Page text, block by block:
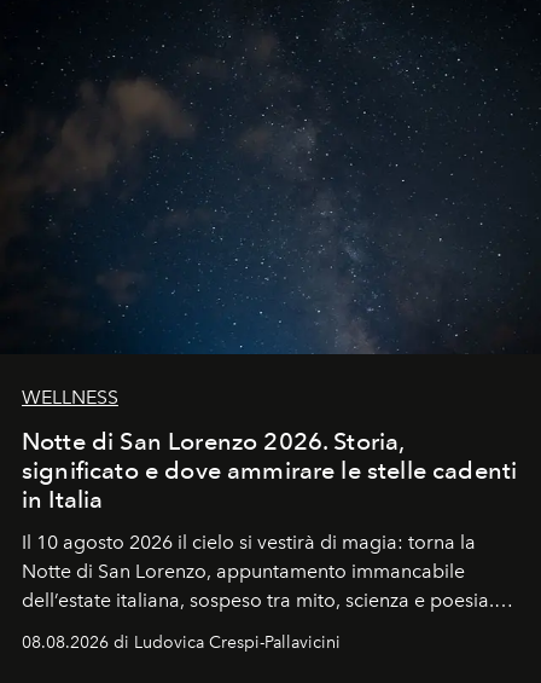
WELLNESS
Notte di San Lorenzo 2026. Storia,
significato e dove ammirare le stelle cadenti
in Italia
Il 10 agosto 2026 il cielo si vestirà di magia: torna la
Notte di San Lorenzo, appuntamento immancabile
dell’estate italiana, sospeso tra mito, scienza e poesia.
Sarà il momento in cui gli occhi si alzano verso la volta
celeste per seguire il passaggio delle
08.08.2026 di Ludovica Crespi-Pallavicini